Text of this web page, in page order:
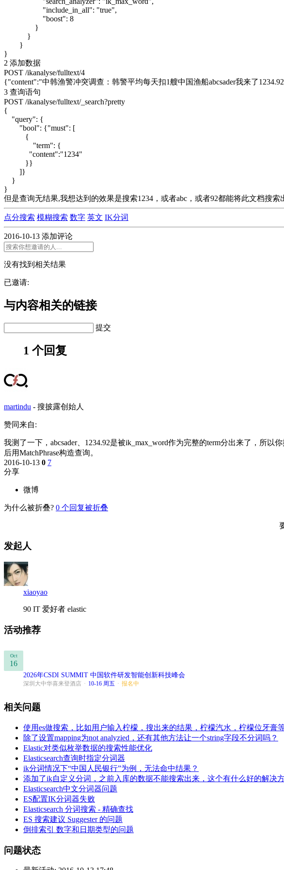
"include_in_all": "true",
"boost": 8
}
}
}
}
2 添加数据
POST /ikanalyse/fulltext/4
{"content":"中韩渔警冲突调查：韩警平均每天扣1艘中国渔船abcsader我来了
3 查询语句
POST /ikanalyse/fulltext/_search?pretty
{
"query": {
"bool": {"must": [
{
"term": {
"content":"1234"
}}
]}
}
}
但是查询无结果,我想达到的效果是搜索1234，或者abc，或者92都能将此文档搜
点分搜索 模糊搜索 数字 英文 IK分词
2016-10-13 添加评论
没有找到相关结果
已邀请:
与内容相关的链接
提交
1 个回复
martindu - 搜披露创始人
赞同来自:
我测了一下，abcsader、1234.92是被ik_max_word作为完整的term分出来了，所
后用MatchPhrase构造查询。
2016-10-13 0 7
分享
微博
为什么被折叠? 0 个回复被折叠
发起人
xiaoyao
90 IT 爱好者 elastic
活动推荐
Oct
16
2026年CSDI SUMMIT 中国软件研发智能创新科技峰会
深圳大中华喜来登酒店 · 10-16 周五 · 报名中
相关问题
使用es做搜索，比如用户输入柠檬，搜出来的结果，柠檬汽水，柠檬位牙
除了设置mapping为not analyzied，还有其他方法让一个string字段不分词吗？
Elastic对类似枚举数据的搜索性能优化
Elasticsearch查询时指定分词器
ik分词情况下“中国人民银行”为例，无法命中结果？
添加了ik自定义分词，之前入库的数据不能搜索出来，这个有什么好的解决
Elasticsearch中文分词器问题
ES配置IK分词器失败
Elasticsearch 分词搜索 - 精确查找
ES 搜索建议 Suggester 的问题
倒排索引 数字和日期类型的问题
问题状态